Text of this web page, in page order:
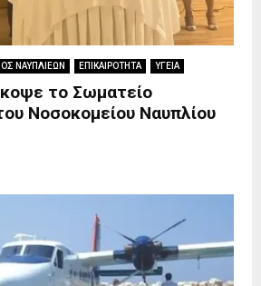
ΝΑΥΠΛΙΕΩΝ ΕΠΙΚΑΙΡΟΤΗΤΑ ΥΓΕΙΑ
το Σωματείο
Νοσοκομείου Ναυπλίου